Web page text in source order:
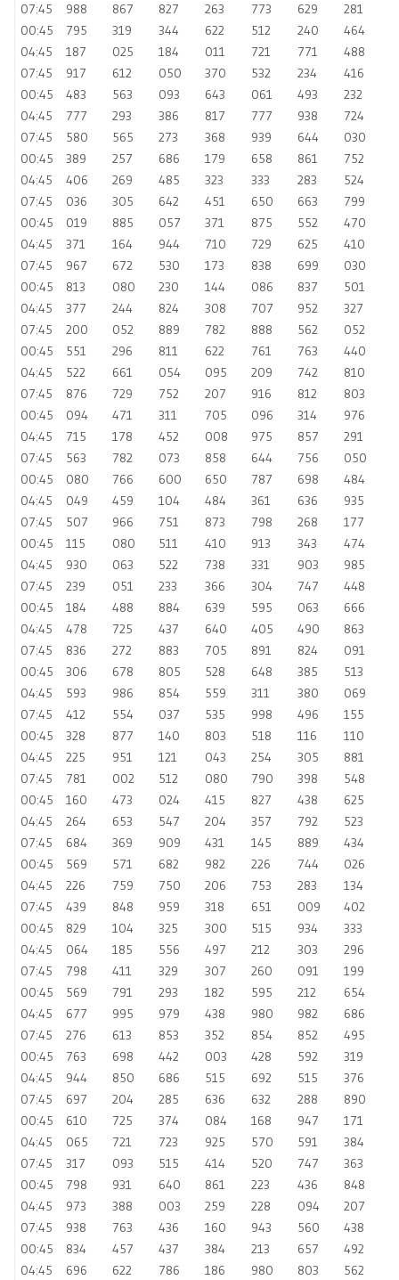
07:45
988 867 827 263 773 629
281
00:45
795 319 344 622 512 240
464
04:45
187 025 184 011 721 771
488
07:45
917 612 050 370 532 234
416
00:45
483 563 093 643 061 493
232
04:45
777 293 386 817 777 938
724
07:45
580 565 273 368 939 644
030
00:45
389 257 686 179 658 861
752
04:45
406 269 485 323 333 283
524
07:45
036 305 642 451 650 663
799
00:45
019 885 057 371 875 552
470
04:45
371 164 944 710 729 625
410
07:45
967 672 530 173 838 699
030
00:45
813 080 230 144 086 837
501
04:45
377 244 824 308 707 952
327
07:45
200 052 889 782 888 562
052
00:45
551 296 811 622 761 763
440
04:45
522 661 054 095 209 742
810
07:45
876 729 752 207 916 812
803
00:45
094 471 311 705 096 314
976
04:45
715 178 452 008 975 857
291
07:45
563 782 073 858 644 756
050
00:45
080 766 600 650 787 698
484
04:45
049 459 104 484 361 636
935
07:45
507 966 751 873 798 268
177
00:45
115 080 511 410 913 343
474
04:45
930 063 522 738 331 903
985
07:45
239 051 233 366 304 747
448
00:45
184 488 884 639 595 063
666
04:45
478 725 437 640 405 490
863
07:45
836 272 883 705 891 824
091
00:45
306 678 805 528 648 385
513
04:45
593 986 854 559 311 380
069
07:45
412 554 037 535 998 496
155
00:45
328 877 140 803 518 116
110
04:45
225 951 121 043 254 305
881
07:45
781 002 512 080 790 398
548
00:45
160 473 024 415 827 438
625
04:45
264 653 547 204 357 792
523
07:45
684 369 909 431 145 889
434
00:45
569 571 682 982 226 744
026
04:45
226 759 750 206 753 283
134
07:45
439 848 959 318 651 009
402
00:45
829 104 325 300 515 934
333
04:45
064 185 556 497 212 303
296
07:45
798 411 329 307 260 091
199
00:45
569 791 293 182 595 212
654
04:45
677 995 979 438 980 982
686
07:45
276 613 853 352 854 852
495
00:45
763 698 442 003 428 592
319
04:45
944 850 686 515 692 515
376
07:45
697 204 285 636 632 288
890
00:45
610 725 374 084 168 947
171
04:45
065 721 723 925 570 591
384
07:45
317 093 515 414 520 747
363
00:45
798 931 640 861 223 436
848
04:45
973 388 003 259 228 094
207
07:45
938 763 436 160 943 560
438
00:45
834 457 437 384 213 657
492
04:45
696 622 786 186 980 803
562